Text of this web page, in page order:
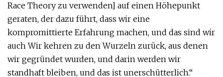
Race Theory zu verwenden] auf einen Höhepunkt
geraten, der dazu führt, dass wir eine
kompromittierte Erfahrung machen, und das sind wir
auch Wir kehren zu den Wurzeln zurück, aus denen
wir gegründet wurden, und darin werden wir
standhaft bleiben, und das ist unerschütterlich.“